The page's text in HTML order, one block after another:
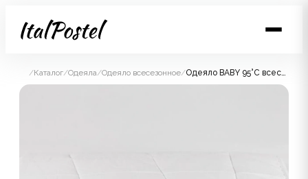
/Каталог/Одеяла/Одеяло всесезонное/ Одеяло BABY 95°C всесезонное 100x150